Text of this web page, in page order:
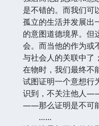
是不错的。而我们可
孤立的生活并发展出
的意图道德境界。但
会。而当他的作为或
与社会人的关联中了
在物时，我们最终不
试图证明一个意想行
识到，不关注他人
——那么证明是不可能
……